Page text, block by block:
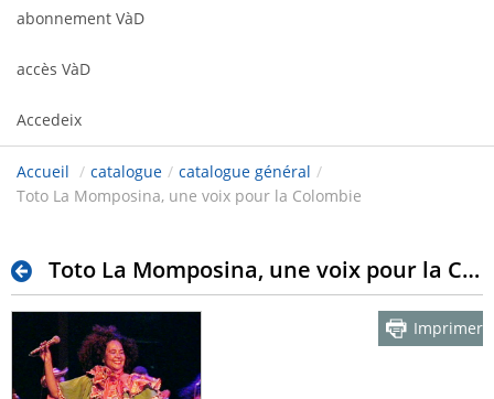
abonnement VàD
accès VàD
Accedeix
Accueil / catalogue / catalogue général /
Toto La Momposina, une voix pour la Colombie
Toto La Momposina, une voix pour la Colombie
Imprimer